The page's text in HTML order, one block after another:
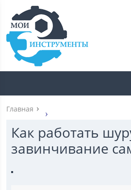
Главная
Как работать
завинчивание